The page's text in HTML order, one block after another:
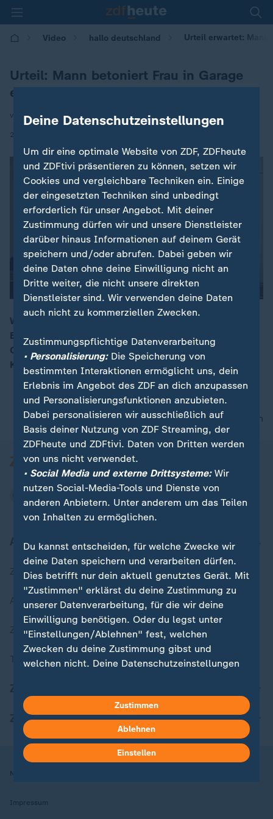
Video hallo deutschland Urteil erwartet: Mann
Urteil: Mann betoniert Frau in Garage
ein
von Luise Reinke
24.02.2026 | 17:10
00:16
Wegen eines Sorgerechtstreits soll ein Mann seine
Ehefrau erstochen und anschließend in den Boden der
Garage einbetoniert haben. Nun wird vor dem
Koblenzer Landgericht das Urteil erwartet.
nach oben
Aktuell bei ZDFheute
Zuletzt veröffentlicht
Aktuelle Sendungs-Videos
ZDFheute Stories
Themen im Überblick
ZDFheute Apps
Nutzungsbedingungen
Impressum
Deine Datenschutzeinstellungen
Um dir eine optimale Website von ZDF, ZDFheute
und ZDFtivi präsentieren zu können, setzen wir
Cookies und vergleichbare Techniken ein. Einige
der eingesetzten Techniken sind unbedingt
erforderlich für unser Angebot. Mit deiner
Zustimmung dürfen wir und unsere Dienstleister
darüber hinaus Informationen auf deinem Gerät
speichern und/oder abrufen. Dabei geben wir
deine Daten ohne deine Einwilligung nicht an
Dritte weiter, die nicht unsere direkten
Dienstleister sind. Wir verwenden deine Daten
auch nicht zu kommerziellen Zwecken.
Zustimmungspflichtige Datenverarbeitung
• Personalisierung:Die Speicherung von
bestimmten Interaktionen ermöglicht uns, dein
Erlebnis im Angebot des ZDF an dich anzupassen
und Personalisierungsfunktionen anzubieten.
Dabei personalisieren wir ausschließlich auf
Basis deiner Nutzung von ZDF Streaming, der
ZDFheute und ZDFtivi. Daten von Dritten werden
von uns nicht verwendet.
• Social Media und externe Drittsysteme:Wir
nutzen Social-Media-Tools und Dienste von
anderen Anbietern. Unter anderem um das Teilen
von Inhalten zu ermöglichen.
Du kannst entscheiden, für welche Zwecke wir
deine Daten speichern und verarbeiten dürfen.
Dies betrifft nur dein aktuell genutztes Gerät. Mit
"Zustimmen" erklärst du deine Zustimmung zu
unserer Datenverarbeitung, für die wir deine
Einwilligung benötigen. Oder du legst unter
"Einstellungen/Ablehnen" fest, welchen
Zwecken du deine Zustimmung gibst und
welchen nicht. Deine Datenschutzeinstellungen
Hier findest du das Impressum.
Weitere Informationen findest du in unserer
Datenschutzerklärung.
Zustimmen
Ablehnen
Einstellen